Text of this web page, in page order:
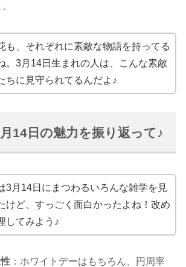
も、それぞれに素敵な物語を持ってる
。3月14日生まれの人は、こんな素敵
ちに見守られてるんだよ♪
14日の魅力を振り返って♪
3月14日にまつわるいろんな雑学を見
けど、すっごく面白かったよね！改め
してみよう♪
：ホワイトデーはもちろん、円周率